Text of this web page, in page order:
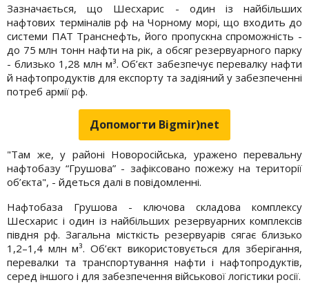
Зазначається, що Шесхарис - один із найбільших
нафтових терміналів рф на Чорному морі, що входить до
системи ПАТ Транснефть, його пропускна спроможність -
до 75 млн тонн нафти на рік, а обсяг резервуарного парку
- близько 1,28 млн м³. Об’єкт забезпечує перевалку нафти
й нафтопродуктів для експорту та задіяний у забезпеченні
потреб армії рф.
Допомогти Bigmir)net
"Там же, у районі Новоросійська, уражено перевальну
нафтобазу “Грушова” - зафіксовано пожежу на території
об’єкта", - йдеться далі в повідомленні.
Нафтобаза Грушова - ключова складова комплексу
Шесхарис і один із найбільших резервуарних комплексів
півдня рф. Загальна місткість резервуарів сягає близько
1,2–1,4 млн м³. Об’єкт використовується для зберігання,
перевалки та транспортування нафти і нафтопродуктів,
серед іншого і для забезпечення військової логістики росії.